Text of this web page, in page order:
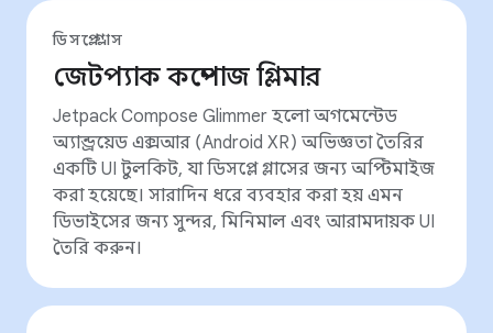
ডিসপ্লে গ্লাস
জেটপ্যাক কম্পোজ গ্লিমার
Jetpack Compose Glimmer হলো অগমেন্টেড
অ্যান্ড্রয়েড এক্সআর (Android XR) অভিজ্ঞতা তৈরির
একটি UI টুলকিট, যা ডিসপ্লে গ্লাসের জন্য অপ্টিমাইজ
করা হয়েছে। সারাদিন ধরে ব্যবহার করা হয় এমন
ডিভাইসের জন্য সুন্দর, মিনিমাল এবং আরামদায়ক UI
তৈরি করুন।